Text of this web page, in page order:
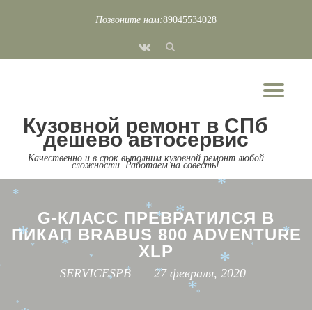
Позвоните нам:89045534028
fa-
Кузовной ремонт в СПб
дешево автосервис
Качественно и в срок выполним кузовной ремонт любой
сложности. Работаем на совесть!
G-КЛАСС ПРЕВРАТИЛСЯ В
ПИКАП BRABUS 800 ADVENTURE
XLP
SERVICESPB 27 февраля, 2020
*
*
*
*
* *
*
*
*
*
*
*
*
*
*
*
*
*
*
*
*
*
*
*
*
*
*
*
*
*
*
*
*
*
*
*
*